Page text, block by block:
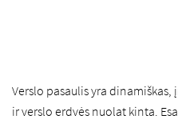
Verslo pasaulis yra
ir verslo erdvės nuolat kinta.